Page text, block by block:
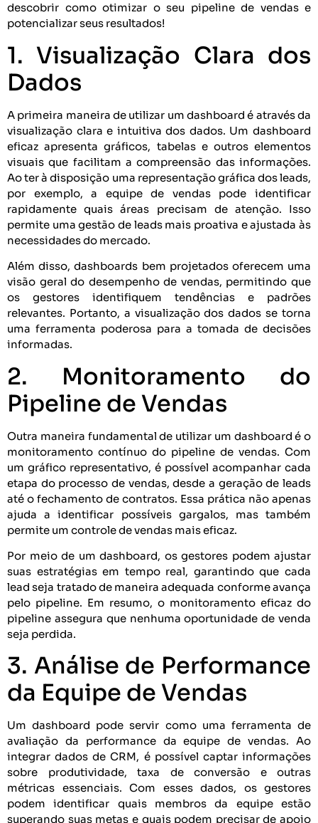
descobrir como otimizar o seu pipeline de vendas e
potencializar seus resultados!
1. Visualização Clara dos
Dados
A primeira maneira de utilizar um dashboard é através da
visualização clara e intuitiva dos dados. Um dashboard
eficaz apresenta gráficos, tabelas e outros elementos
visuais que facilitam a compreensão das informações.
Ao ter à disposição uma representação gráfica dos leads,
por exemplo, a equipe de vendas pode identificar
rapidamente quais áreas precisam de atenção. Isso
permite uma gestão de leads mais proativa e ajustada às
necessidades do mercado.
Além disso, dashboards bem projetados oferecem uma
visão geral do desempenho de vendas, permitindo que
os gestores identifiquem tendências e padrões
relevantes. Portanto, a visualização dos dados se torna
uma ferramenta poderosa para a tomada de decisões
informadas.
2. Monitoramento do
Pipeline de Vendas
Outra maneira fundamental de utilizar um dashboard é o
monitoramento contínuo do pipeline de vendas. Com
um gráfico representativo, é possível acompanhar cada
etapa do processo de vendas, desde a geração de leads
até o fechamento de contratos. Essa prática não apenas
ajuda a identificar possíveis gargalos, mas também
permite um controle de vendas mais eficaz.
Por meio de um dashboard, os gestores podem ajustar
suas estratégias em tempo real, garantindo que cada
lead seja tratado de maneira adequada conforme avança
pelo pipeline. Em resumo, o monitoramento eficaz do
pipeline assegura que nenhuma oportunidade de venda
seja perdida.
3. Análise de Performance
da Equipe de Vendas
Um dashboard pode servir como uma ferramenta de
avaliação da performance da equipe de vendas. Ao
integrar dados de CRM, é possível captar informações
sobre produtividade, taxa de conversão e outras
métricas essenciais. Com esses dados, os gestores
podem identificar quais membros da equipe estão
superando suas metas e quais podem precisar de apoio